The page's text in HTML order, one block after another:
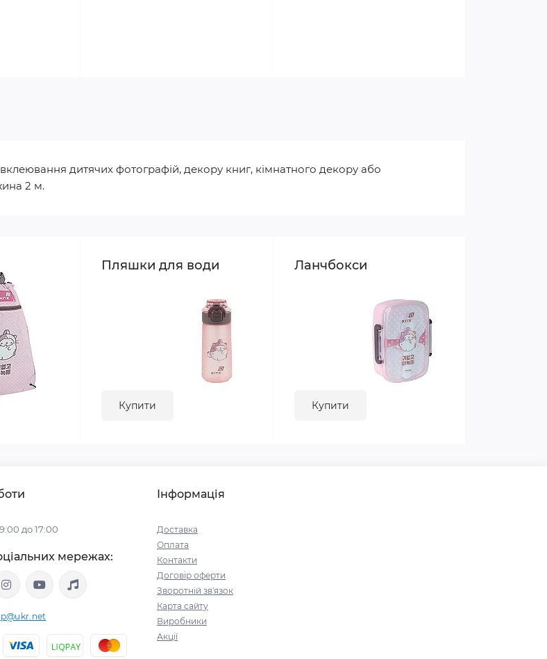
дитячих фотографій, декору книг, кімнатного декору або
2 м.
Пляшки для води
Купити
Ланчбокси
Купити
до 17:00
мережах:
Інформація
Доставка
Оплата
Контакти
Договір оферти
Зворотній зв'язок
Карта сайту
Виробники
Акції